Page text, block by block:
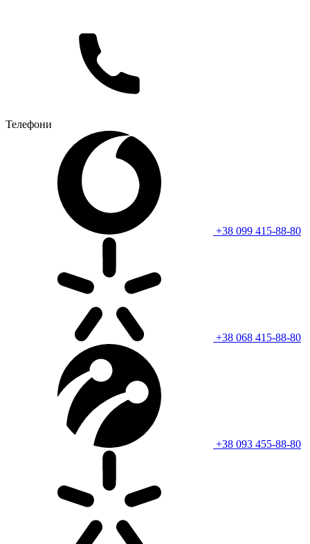
Телефони
+38 099 415-88-80
+38 068 415-88-80
+38 093 455-88-80